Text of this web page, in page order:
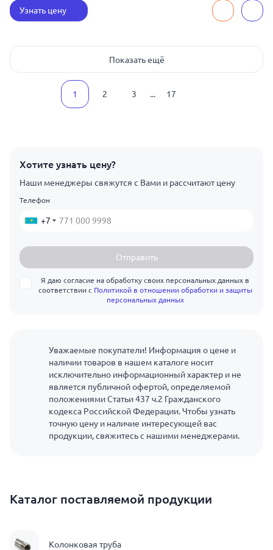
Узнать цену
Показать ещё
1 2 3 ... 17
Хотите узнать цену?
Наши менеджеры свяжутся с Вами и рассчитают цену
Телефон
+7
Отправить
Я даю согласие на обработку своих персональных данных в
соответствии с Политикой в отношении обработки и защиты
персональных данных
Уважаемые покупатели! Информация о цене и
наличии товаров в нашем каталоге носит
исключительно информационный характер и не
является публичной офертой, определяемой
положениями Статьи 437 ч.2 Гражданского
кодекса Российской Федерации. Чтобы узнать
точную цену и наличие интересующей вас
продукции, свяжитесь с нашими менеджерами.
Каталог поставляемой продукции
Колонковая труба